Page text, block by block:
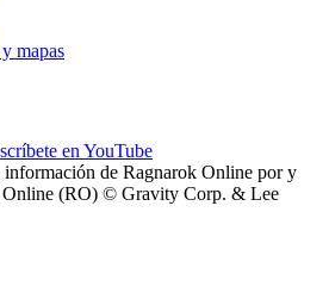
mapas
en YouTube
información de Ragnarok Online por y
Online (RO) © Gravity Corp. & Lee